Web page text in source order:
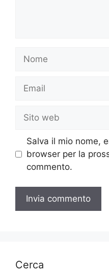
Nome
Email
Sito
web
Salva il mio nome,
browser per la
commento.
Cerca